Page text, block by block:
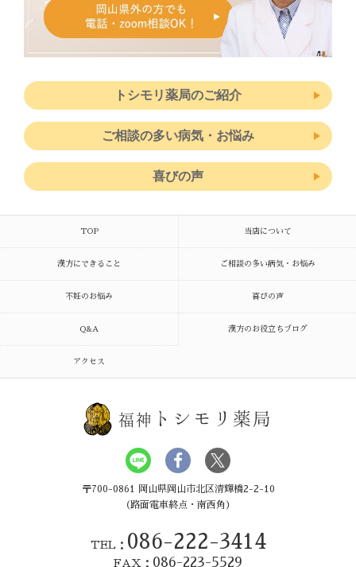
トシモリ薬局のご紹介
ご相談の多い病気・お悩み
喜びの声
TOP 当店について
漢方にできること ご相談の多い病気・お悩み
不妊のお悩み 喜びの声
Q&A 漢方のお役立ちブログ
アクセス
福神 トシモリ薬局
〒700-0861 岡山県岡山市北区清輝橋2-2-10
（路面電車終点・南西角）
TEL： 086-222-3414
FAX： 086-223-5529